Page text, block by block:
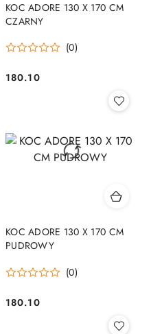
KOC ADORE 130 X 170 CM
CZARNY
(0)
Cena:
180.10
KOC ADORE 130 X 170 CM
PUDROWY
(0)
Cena:
180.10